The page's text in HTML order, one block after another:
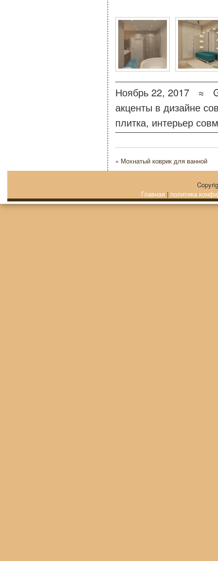
Ноябрь 22, 2017 ≈
акценты в дизайне
плитка, интерьер
« Мохнатый коврик для ванной
Главная | политика